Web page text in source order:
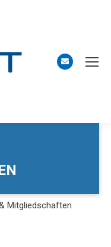
Mitgliedschaften